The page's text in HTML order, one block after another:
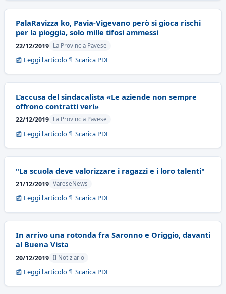
PalaRavizza ko, Pavia-Vigevano però si gioca rischi
per la pioggia, solo mille tifosi ammessi
22/12/2019 La Provincia Pavese
📰 Leggi l'articolo 📄 Scarica PDF
L’accusa del sindacalista «Le aziende non sempre
offrono contratti veri»
22/12/2019 La Provincia Pavese
📰 Leggi l'articolo 📄 Scarica PDF
"La scuola deve valorizzare i ragazzi e i loro talenti"
21/12/2019 VareseNews
📰 Leggi l'articolo 📄 Scarica PDF
In arrivo una rotonda fra Saronno e Origgio, davanti
al Buena Vista
20/12/2019 Il Notiziario
📰 Leggi l'articolo 📄 Scarica PDF